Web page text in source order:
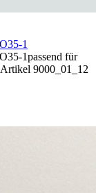
1
1passend für
9000_01_12